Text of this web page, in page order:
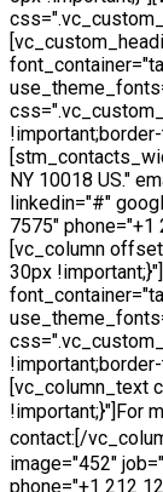
NY 10018 US."
linkedin="#"
7575"
[vc_column
30px
[vc_column_text
!important;}"]For
contact:[/
image="452"
phone="+1 212